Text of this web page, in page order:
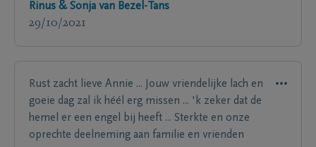
Rinus & Sonja van Bezel-Tans
29/10/2021
Rust zacht lieve Annie ... Jouw vriendelijke lach en
goeie dag zal ik héél erg missen ... 'k zeker dat de
hemel er een engel bij heeft ... Sterkte en onze
oprechte deelneming aan familie en vrienden